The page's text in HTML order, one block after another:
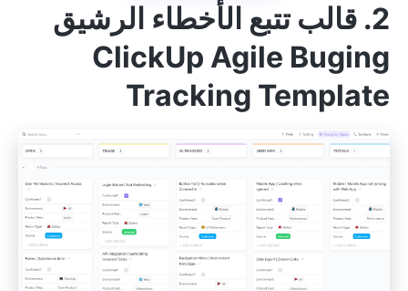
2. قالب تتبع الأخطاء الرشيق
ClickUp Agile Buging
Tracking Template